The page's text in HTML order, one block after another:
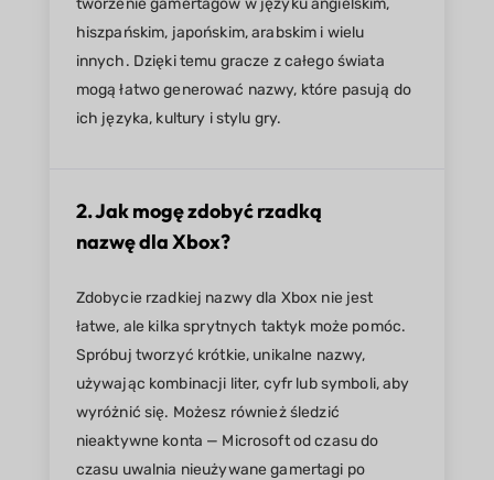
hiszpańskim, japońskim, arabskim i wielu
innych. Dzięki temu gracze z całego świata
mogą łatwo generować nazwy, które pasują do
ich języka, kultury i stylu gry.
2. Jak mogę zdobyć rzadką
nazwę dla Xbox?
Zdobycie rzadkiej nazwy dla Xbox nie jest
łatwe, ale kilka sprytnych taktyk może pomóc.
Spróbuj tworzyć krótkie, unikalne nazwy,
używając kombinacji liter, cyfr lub symboli, aby
wyróżnić się. Możesz również śledzić
nieaktywne konta — Microsoft od czasu do
czasu uwalnia nieużywane gamertagi po